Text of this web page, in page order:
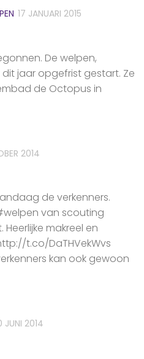
17 JANUARI 2015
De welpen,
jaar opgefrist gestart. Ze
de Octopus in
2014
de verkenners.
van scouting
makreel en
t.co/DaTHVekWvs
kan ook gewoon
JUNI 2014